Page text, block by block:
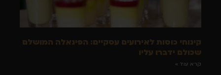
קינוחי כוסות לאירועים עסקיים: הפינאלה המושלם
שכולם ידברו עליו
קרא עוד »